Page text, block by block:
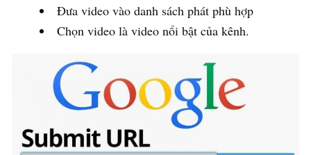
Đưa video vào danh sách phát phù hợp
Chọn video là video nổi bật của kênh.